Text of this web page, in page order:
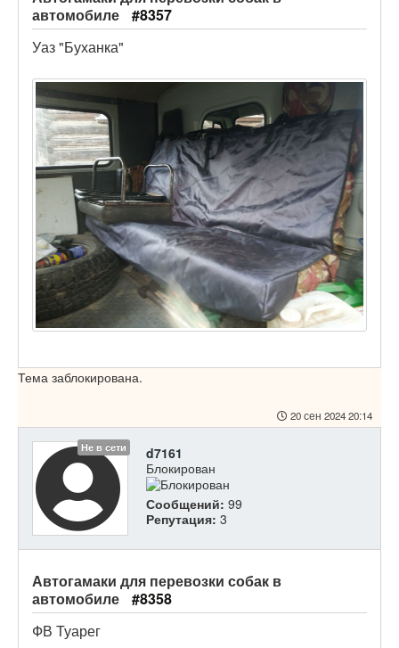
автомобиле
#8357
Уаз "Буханка"
Тема заблокирована.
20 сен 2024 20:14
Не в сети
d7161
Блокирован
Сообщений: 99
Репутация: 3
Автогамаки для перевозки собак в
автомобиле
#8358
ФВ Туарег